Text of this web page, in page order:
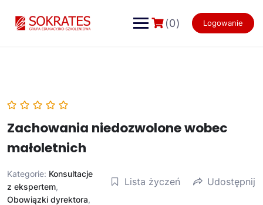
content
(0) Logowanie
Zachowania niedozwolone wobec
małoletnich
Kategorie: Konsultacje
z ekspertem,
Obowiązki dyrektora,
Lista życzeń Udostępnij